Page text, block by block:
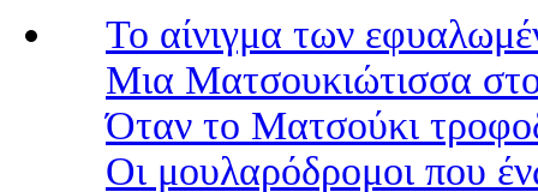
Το αίνιγμα των
Μια Ματσουκιώτισσα
Όταν το Ματσούκι
Οι μουλαρόδρομοι που